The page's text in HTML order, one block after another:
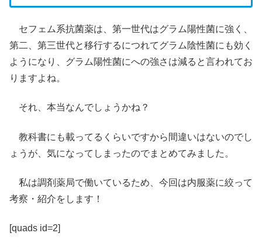
セフェム系抗菌薬は、第一世代はグラム陽性菌に強く、
第二、第三世代と移行するにつれてグラム陰性菌にも効く
ようになり、グラム陽性菌にへの強さは減ると言われてお
りますよね。
それ、本当なんでしょうかね？
教科書にも載ってるくらいですから間違いはないのでし
ょうが、気になってしまったのでまとめてみました。
私は調剤薬局で働いているため、今回は内服薬に絞って
考察・紹介をします！
[quads id=2]